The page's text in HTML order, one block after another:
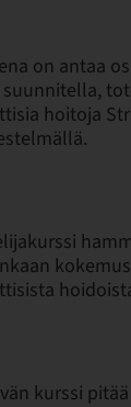
on antaa
hoitoja
kurssi